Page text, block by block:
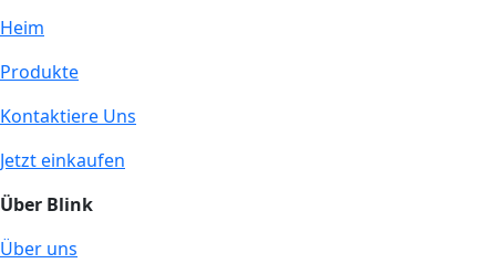
Heim
Produkte
Kontaktiere Uns
Jetzt einkaufen
Über Blink
Über uns